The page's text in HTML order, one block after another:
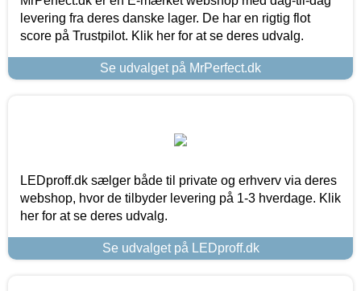
levering fra deres danske lager. De har en rigtig flot
score på Trustpilot. Klik her for at se deres udvalg.
Se udvalget på MrPerfect.dk
LEDproff.dk sælger både til private og erhverv via deres
webshop, hvor de tilbyder levering på 1-3 hverdage. Klik
her for at se deres udvalg.
Se udvalget på LEDproff.dk